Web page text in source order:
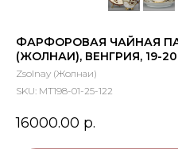
ФАРФОРОВАЯ ЧАЙНАЯ
(ЖОЛНАИ), ВЕНГРИЯ, 19-
Zsolnay (Жолнаи)
SKU: МТ198-01-25-122
16000.00 р.